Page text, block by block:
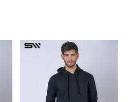
TEXTTRANSPARENTE